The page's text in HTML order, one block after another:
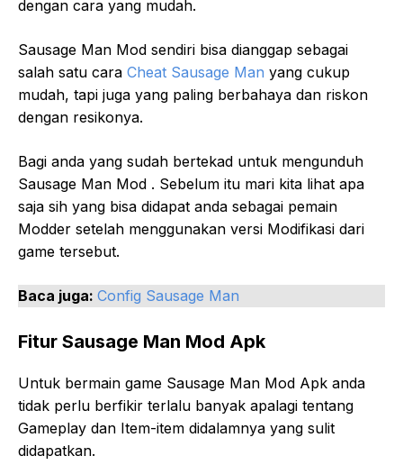
dengan cara yang mudah.
Sausage Man Mod sendiri bisa dianggap sebagai
salah satu cara Cheat Sausage Man yang cukup
mudah, tapi juga yang paling berbahaya dan riskon
dengan resikonya.
Bagi anda yang sudah bertekad untuk mengunduh
Sausage Man Mod . Sebelum itu mari kita lihat apa
saja sih yang bisa didapat anda sebagai pemain
Modder setelah menggunakan versi Modifikasi dari
game tersebut.
Baca juga: Config Sausage Man
Fitur Sausage Man Mod Apk
Untuk bermain game Sausage Man Mod Apk anda
tidak perlu berfikir terlalu banyak apalagi tentang
Gameplay dan Item-item didalamnya yang sulit
didapatkan.